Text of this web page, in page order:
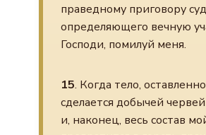
праведному приговору
определяющего вечную
Господи, помилуй меня.
15. Когда тело,
сделается добычей
и, наконец, весь состав